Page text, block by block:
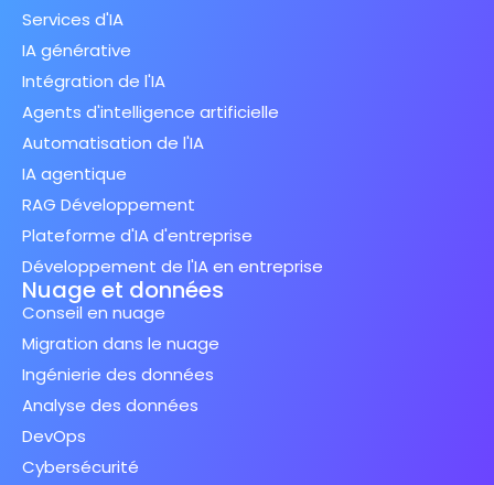
Services d'IA
IA générative
Intégration de l'IA
Agents d'intelligence artificielle
Automatisation de l'IA
IA agentique
RAG Développement
Plateforme d'IA d'entreprise
Développement de l'IA en entreprise
Nuage et données
Conseil en nuage
Migration dans le nuage
Ingénierie des données
Analyse des données
DevOps
Cybersécurité